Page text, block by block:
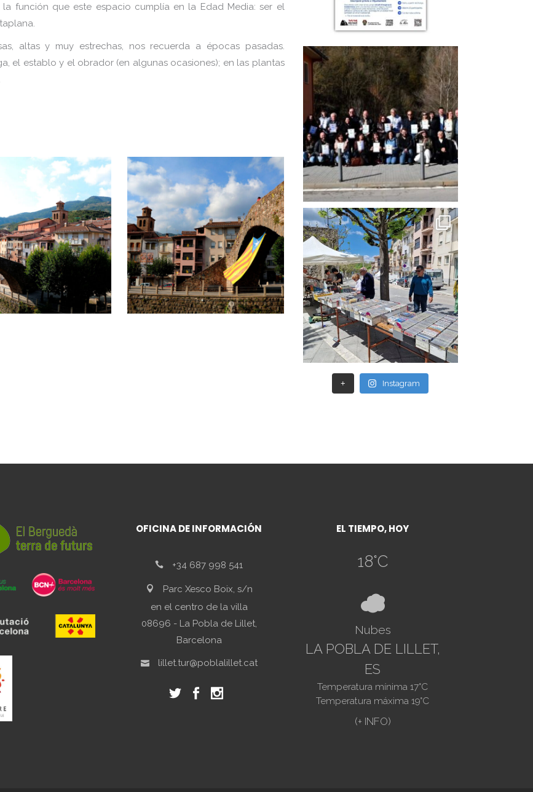
función que este espacio cumplía en la Edad Media: ser el
altas y muy estrechas, nos recuerda a épocas pasadas.
el establo y el obrador (en algunas ocasiones); en las plantas
+ Instagram
OFICINA DE INFORMACIÓN
+34 687 998 541
Parc Xesco Boix, s/n
en el centro de la villa
08696 - La Pobla de Lillet,
Barcelona
lillet.tur@poblalillet.cat
EL TIEMPO, HOY
18°C
%
Nubes
LA POBLA DE LILLET,
ES
Temperatura mínima17°C
Temperatura máxima19°C